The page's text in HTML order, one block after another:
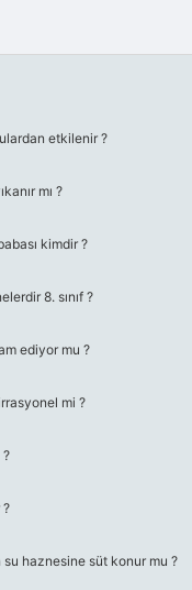
etkilenir ?
mı ?
kimdir ?
8. sınıf ?
ediyor mu ?
mi ?
?
?
haznesine süt konur mu ?